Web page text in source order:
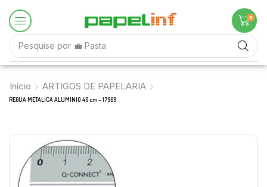
Pesquise por ♟️ Jogos Didáticos
0
Início ARTIGOS DE PAPELARIA
REGUA METALICA ALUMINIO 40 cm – 17909